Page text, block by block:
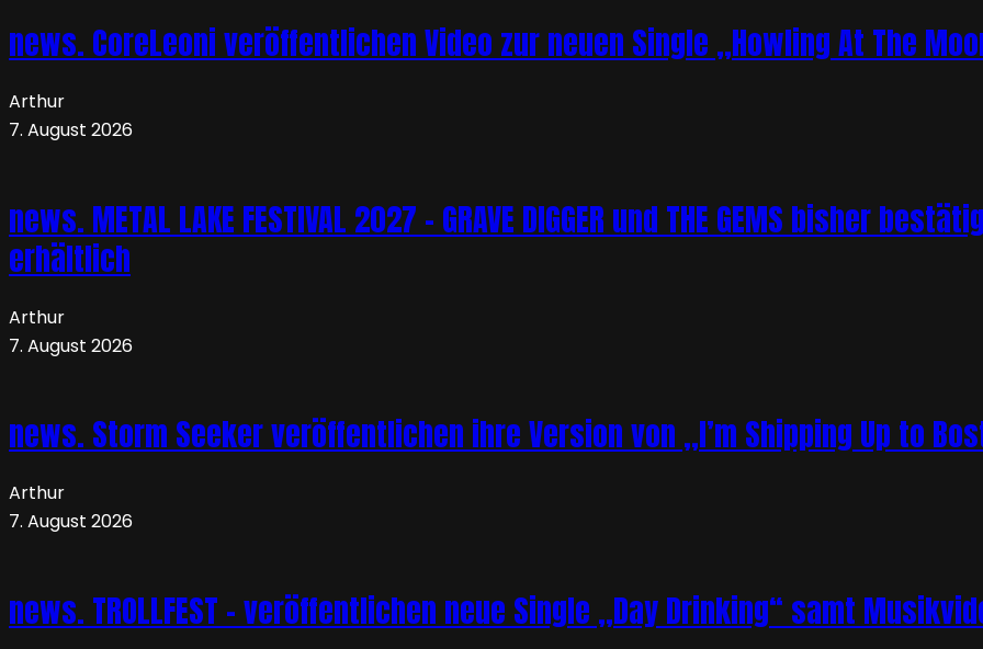
news. CoreLeoni veröffentlichen Video zur neuen Single „Howling At The
Arthur
7. August 2026
news. METAL LAKE FESTIVAL 2027 – GRAVE DIGGER und THE GEMS bisher
erhältlich
Arthur
7. August 2026
news. Storm Seeker veröffentlichen ihre Version von „I’m Shipping Up to
Arthur
7. August 2026
news. TROLLFEST – veröffentlichen neue Single „Day Drinking“ samt